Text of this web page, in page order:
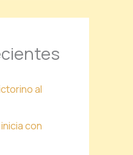
al
con